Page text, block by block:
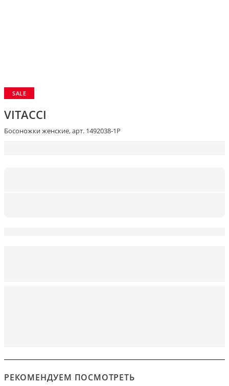
SALE
VITACCI
Босоножки женские, арт. 1492038-1P
РЕКОМЕНДУЕМ ПОСМОТРЕТЬ